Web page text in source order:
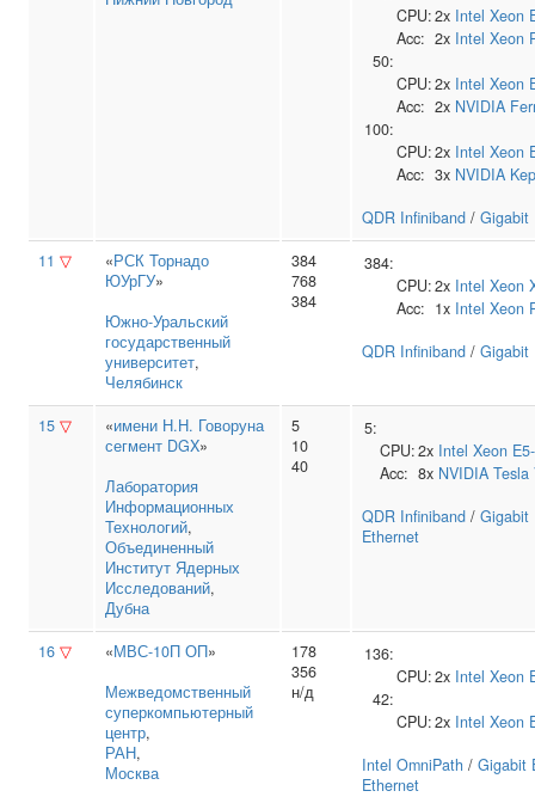
CPU:2x Intel Xeon
Acc: 2x Intel Xeon
50:
CPU:2x Intel Xeon
Acc: 2x NVIDIA
100:
CPU:2x Intel Xeon
Acc: 3x NVIDIA
QDR Infiniband / Gigabit
11 ▽ «РСК Торнадо
ЮУрГУ»
Южно‑Уральский
государственный
университет,
Челябинск
384
768
384
384:
CPU:2x Intel Xeon
Acc: 1x Intel Xeon
QDR Infiniband / Gigabit
15 ▽ «имени Н.Н. Говоруна
сегмент DGX»
Лаборатория
Информационных
Технологий,
Объединенный
Институт Ядерных
Исследований,
Дубна
5
10
40
5:
CPU:2x Intel Xeon
Acc: 8x NVIDIA Tesla
QDR Infiniband / Gigabit
Ethernet
16 ▽ «МВС-10П ОП»
Межведомственный
суперкомпьютерный
центр,
РАН,
Москва
178
356
н/д
136:
CPU:2x Intel Xeon
42:
CPU:2x Intel Xeon
Intel OmniPath / Gigabit
Ethernet